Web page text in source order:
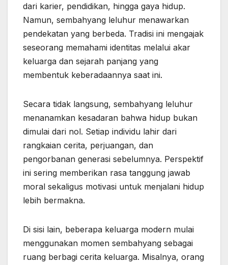
dari karier, pendidikan, hingga gaya hidup.
Namun, sembahyang leluhur menawarkan
pendekatan yang berbeda. Tradisi ini mengajak
seseorang memahami identitas melalui akar
keluarga dan sejarah panjang yang
membentuk keberadaannya saat ini.
Secara tidak langsung, sembahyang leluhur
menanamkan kesadaran bahwa hidup bukan
dimulai dari nol. Setiap individu lahir dari
rangkaian cerita, perjuangan, dan
pengorbanan generasi sebelumnya. Perspektif
ini sering memberikan rasa tanggung jawab
moral sekaligus motivasi untuk menjalani hidup
lebih bermakna.
Di sisi lain, beberapa keluarga modern mulai
menggunakan momen sembahyang sebagai
ruang berbagi cerita keluarga. Misalnya, orang